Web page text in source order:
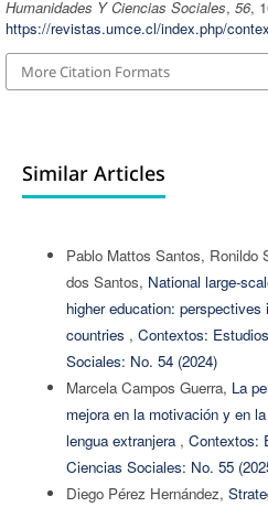
Humanidades Y Ciencias Sociales, 56,
https://revistas.umce.cl/index.php/
More Citation Formats
Similar Articles
Pablo Mattos Santos, Ronildo
dos Santos, National large-
higher education:
countries , Contextos:
Sociales: No. 54 (2024)
Marcela Campos Guerra, La
mejora en la motivación y en
lengua extranjera , Contextos:
Ciencias Sociales: No. 55
Diego Pérez Hernández,